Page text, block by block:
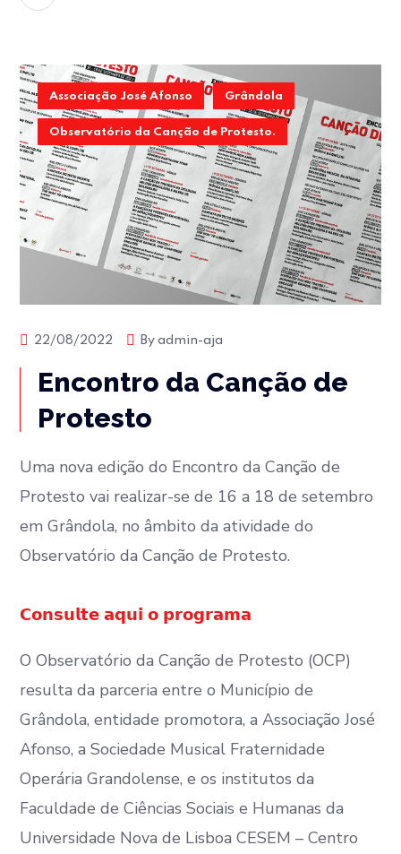
Associação José Afonso Grândola
Observatório da Canção de Protesto.
22/08/2022 Byadmin-aja
Encontro da Canção de
Protesto
Uma nova edição do Encontro da Canção de
Protesto vai realizar-se de 16 a 18 de setembro
em Grândola, no âmbito da atividade do
Observatório da Canção de Protesto.
𝗖𝗼𝗻𝘀𝘂𝗹𝘁𝗲 𝗮𝗾𝘂𝗶 𝗼 𝗽𝗿𝗼𝗴𝗿𝗮𝗺𝗮
O Observatório da Canção de Protesto (OCP)
resulta da parceria entre o Município de
Grândola, entidade promotora, a Associação José
Afonso, a Sociedade Musical Fraternidade
Operária Grandolense, e os institutos da
Faculdade de Ciências Sociais e Humanas da
Universidade Nova de Lisboa CESEM – Centro